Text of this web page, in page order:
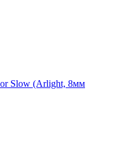
Slow (Arlight, 8мм